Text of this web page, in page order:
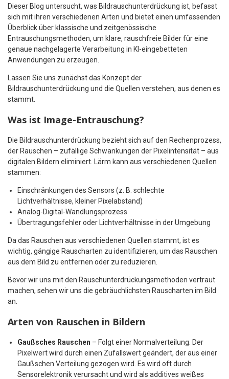
Dieser Blog untersucht, was Bildrauschunterdrückung ist, befasst
sich mit ihren verschiedenen Arten und bietet einen umfassenden
Überblick über klassische und zeitgenössische
Entrauschungsmethoden, um klare, rauschfreie Bilder für eine
genaue nachgelagerte Verarbeitung in KI-eingebetteten
Anwendungen zu erzeugen.
Lassen Sie uns zunächst das Konzept der
Bildrauschunterdrückung und die Quellen verstehen, aus denen es
stammt.
Was ist Image-Entrauschung?
Die Bildrauschunterdrückung bezieht sich auf den Rechenprozess,
der Rauschen – zufällige Schwankungen der Pixelintensität – aus
digitalen Bildern eliminiert. Lärm kann aus verschiedenen Quellen
stammen:
Einschränkungen des Sensors (z. B. schlechte
Lichtverhältnisse, kleiner Pixelabstand)
Analog-Digital-Wandlungsprozess
Übertragungsfehler oder Lichtverhältnisse in der Umgebung
Da das Rauschen aus verschiedenen Quellen stammt, ist es
wichtig, gängige Rauscharten zu identifizieren, um das Rauschen
aus dem Bild zu entfernen oder zu reduzieren.
Bevor wir uns mit den Rauschunterdrückungsmethoden vertraut
machen, sehen wir uns die gebräuchlichsten Rauscharten im Bild
an.
Arten von Rauschen in Bildern
Gaußsches Rauschen – Folgt einer Normalverteilung. Der
Pixelwert wird durch einen Zufallswert geändert, der aus einer
Gaußschen Verteilung gezogen wird. Es wird oft durch
Sensorelektronik verursacht und wird als additives weißes